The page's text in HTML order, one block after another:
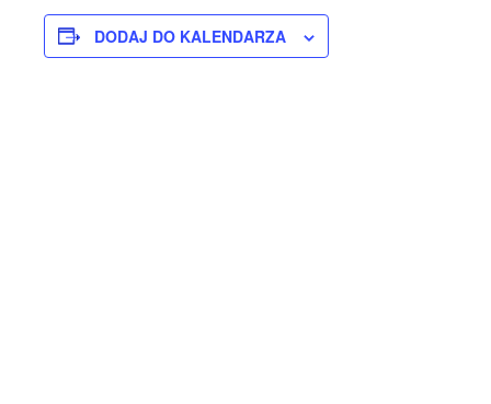
DODAJ DO KALENDARZA